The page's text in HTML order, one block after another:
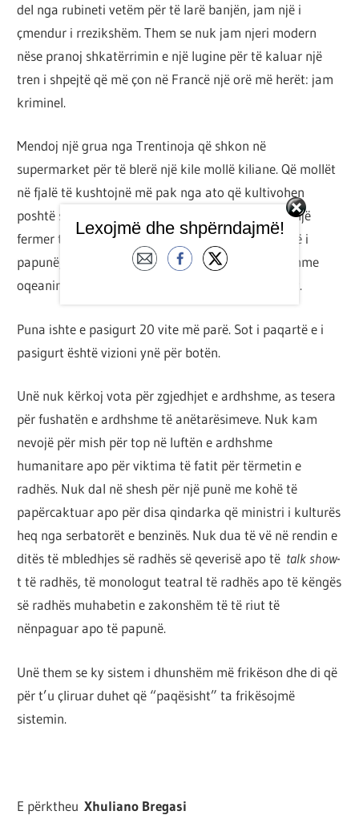
del nga rubineti vetëm për të larë banjën, jam një i
çmendur i rrezikshëm. Them se nuk jam njeri modern
nëse pranoj shkatërrimin e një lugine për të kaluar një
tren i shpejtë që më çon në Francë një orë më herët: jam
kriminel.
Mendoj një grua nga Trentinoja që shkon në
supermarket për të blerë një kile mollë kiliane. Që mollët
në fjalë të kushtojnë më pak nga ato që kultivohen
poshtë shtëpisë tënde, është e qartë se në Kili ka një
fermer të shfrytëzuar dhe një të Trentinos që është i
papunë, një avion që ndot në mënyrë të panevojshme
oqeanin dhe një dyqan të vogël frutash që mbyllet.
Puna ishte e pasigurt 20 vite më parë. Sot i paqartë e i
pasigurt është vizioni ynë për botën.
Unë nuk kërkoj vota për zgjedhjet e ardhshme, as tesera
për fushatën e ardhshme të anëtarësimeve. Nuk kam
nevojë për mish për top në luftën e ardhshme
humanitare apo për viktima të fatit për tërmetin e
radhës. Nuk dal në shesh për një punë me kohë të
papërcaktuar apo për disa qindarka që ministri i kulturës
heq nga serbatorët e benzinës. Nuk dua të vë në rendin e
ditës të mbledhjes së radhës së qeverisë apo të talk show-
t të radhës, të monologut teatral të radhës apo të këngës
së radhës muhabetin e zakonshëm të të riut të
nënpaguar apo të papunë.
Unë them se ky sistem i dhunshëm më frikëson dhe di që
për t’u çliruar duhet që “paqësisht” ta frikësojmë
sistemin.
E përktheuXhuliano Bregasi
Lexojmë dhe shpërndajmë!